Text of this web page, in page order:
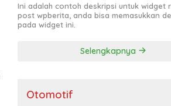
Ini adalah contoh deskripsi untuk widget
post wpberita, anda bisa memasukkan
pada widget ini.
Selengkapnya
Otomotif